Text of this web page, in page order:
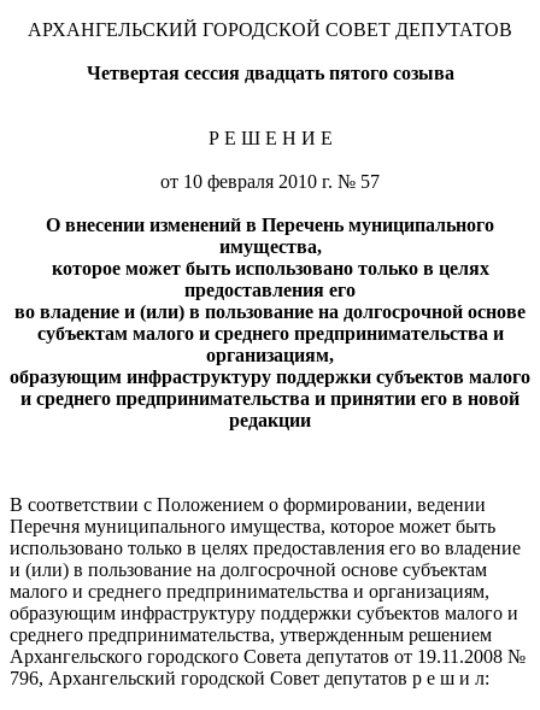
АРХАНГЕЛЬСКИЙ ГОРОДСКОЙ СОВЕТ ДЕПУТАТОВ
Четвертая сессия двадцать пятого созыва
Р Е Ш Е Н И Е
от 10 февраля 2010 г. № 57
О внесении изменений в Перечень муниципального
имущества,
которое может быть использовано только в целях
предоставления его
во владение и (или) в пользование на долгосрочной основе
субъектам малого и среднего предпринимательства и
организациям,
образующим инфраструктуру поддержки субъектов малого
и среднего предпринимательства и принятии его в новой
редакции
В соответствии с Положением о формировании, ведении
Перечня муниципального имущества, которое может быть
использовано только в целях предоставления его во владение
и (или) в пользование на долгосрочной основе субъектам
малого и среднего предпринимательства и организациям,
образующим инфраструктуру поддержки субъектов малого и
среднего предпринимательства, утвержденным решением
Архангельского городского Совета депутатов от 19.11.2008 №
796, Архангельский городской Совет депутатов р е ш и л: